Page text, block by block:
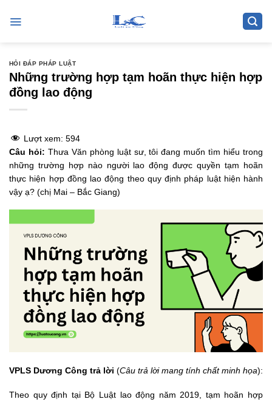
HỎI ĐÁP PHÁP LUẬT
Những trường hợp tạm hoãn thực hiện hợp
đồng lao động
Lượt xem: 594
Câu hỏi: Thưa Văn phòng luật sư, tôi đang muốn tìm hiểu trong
những trường hợp nào người lao động được quyền tạm hoãn
thực hiện hợp đồng lao động theo quy định pháp luật hiện hành
vậy ạ? (chị Mai – Bắc Giang)
VPLS Dương Công trả lời (Câu trả lời mang tính chất minh họa):
Theo quy định tại Bộ Luật lao động năm 2019, tạm hoãn hợp